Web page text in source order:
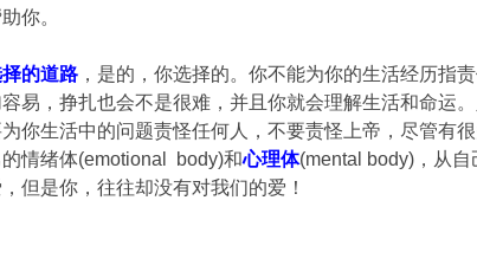
你。
的道路 ，是的，你选择的。你不能为你的生活经历指
易，挣扎也会不是很难，并且你就会理解生活和命运
你生活中的问题责怪任何人，不要责怪上帝，尽管有
情绪体(emotional body)和心理体(mental body)，从自
但是你，往往却没有对我们的爱！